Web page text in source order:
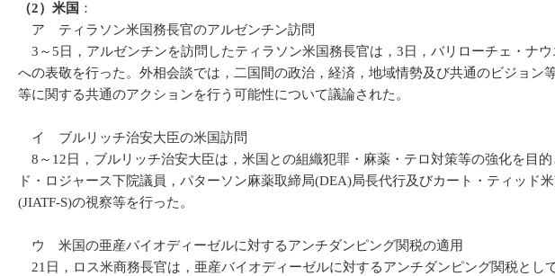
（2） 米国 ：
ア ティラソン米国務長官のアルゼンチン訪問
3～5日，アルゼンチンを訪問したティラソン米国務長官は，3日，バリローチェ・ナ
への表敬を行った。外相会談では，二国間の政治，経済，地域情勢及び共通のビジョ
等に関する共通のアクションを行う可能性について議論された。
イ ブルリッチ治安大臣の米国訪問
8～12日，ブルリッチ治安大臣は，米国との組織犯罪・麻薬・テロ対策等の強化を目
ド・ロジャース下院議員，パターソン麻薬取締局(DEA)局長代行及びカート・ティッ
(JIATF-S)の視察等を行った。
ウ 米国の亜産バイオディーゼルに対するアンチダンピング関税の適用
21日，ロス米商務長官は，亜産バイオディーゼルに対するアンチダンピング関税とし